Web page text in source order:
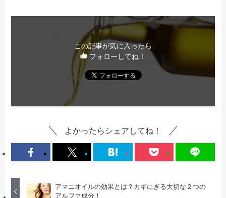
この記事が気に入ったら
フォローしてね！
よかったらシェアしてね！
アマニオイルの効果とは？カギにぎる大切な２つの
アルファ成分！